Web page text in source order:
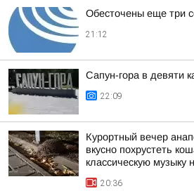
Обесточены еще три
21:12
Сапун-гора в девяти
22:09
Курортный вечер
вкусно похрустеть
классическую музыку
20:36